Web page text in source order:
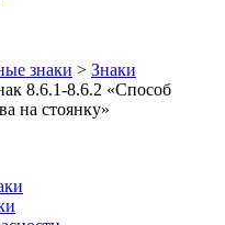
знаки > Знаки
8.6.1-8.6.2 «Способ
на стоянку»